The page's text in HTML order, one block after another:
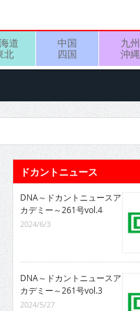
道
北
中国
四国
九州
沖縄
ドカントニュース
DNA～ドカントニュースア
カデミー～261号vol.4
2024/6/3
DNA～ドカントニュースア
カデミー～261号vol.3
2024/5/27